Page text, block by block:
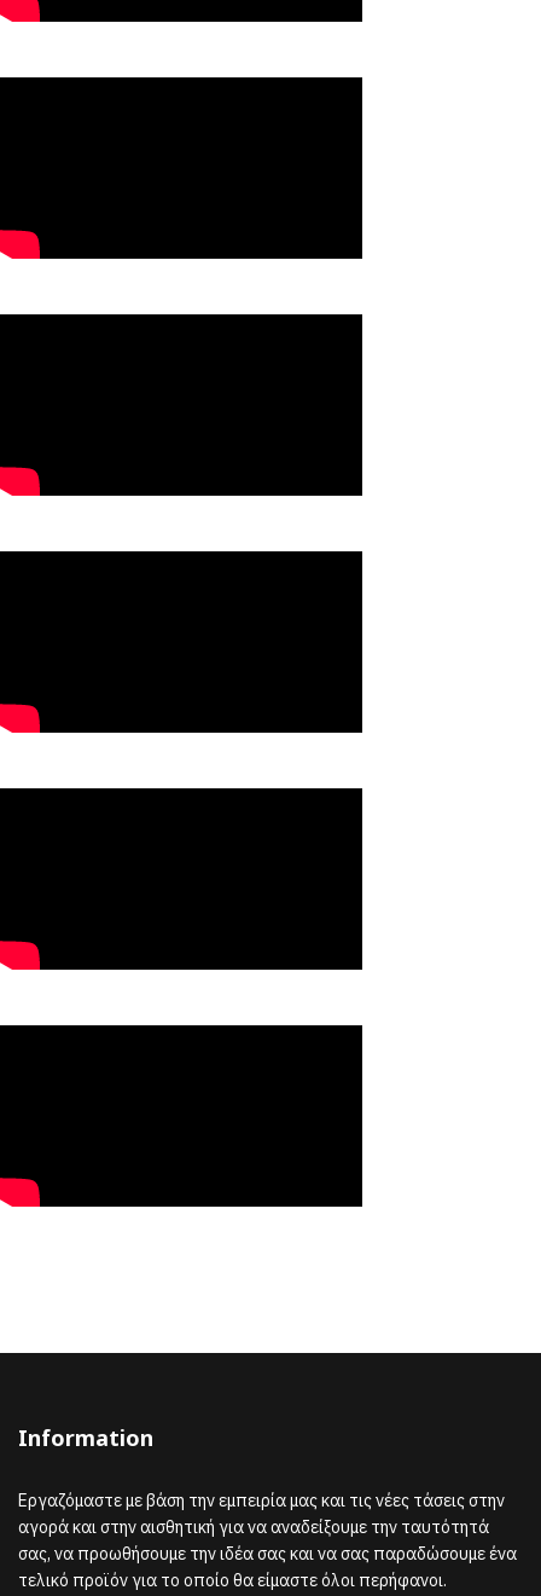
Information
Εργαζόμαστε με βάση την εμπειρία μας και τις νέες τάσεις στην
αγορά και στην αισθητική για να αναδείξουμε την ταυτότητά
σας, να προωθήσουμε την ιδέα σας και να σας παραδώσουμε ένα
τελικό προϊόν για το οποίο θα είμαστε όλοι περήφανοι.